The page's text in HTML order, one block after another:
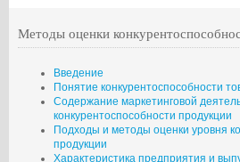
Методы оценки
Введение
Понятие конкурентоспособности
Содержание маркетинговой
конкурентоспособности продукции
Подходы и методы оценки уровня
продукции
Характеристика предприятия и